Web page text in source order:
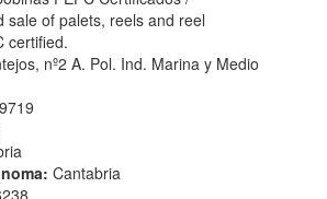
sale of palets, reels and reel
certified.
nº2 A. Pol. Ind. Marina y Medio
Cantabria